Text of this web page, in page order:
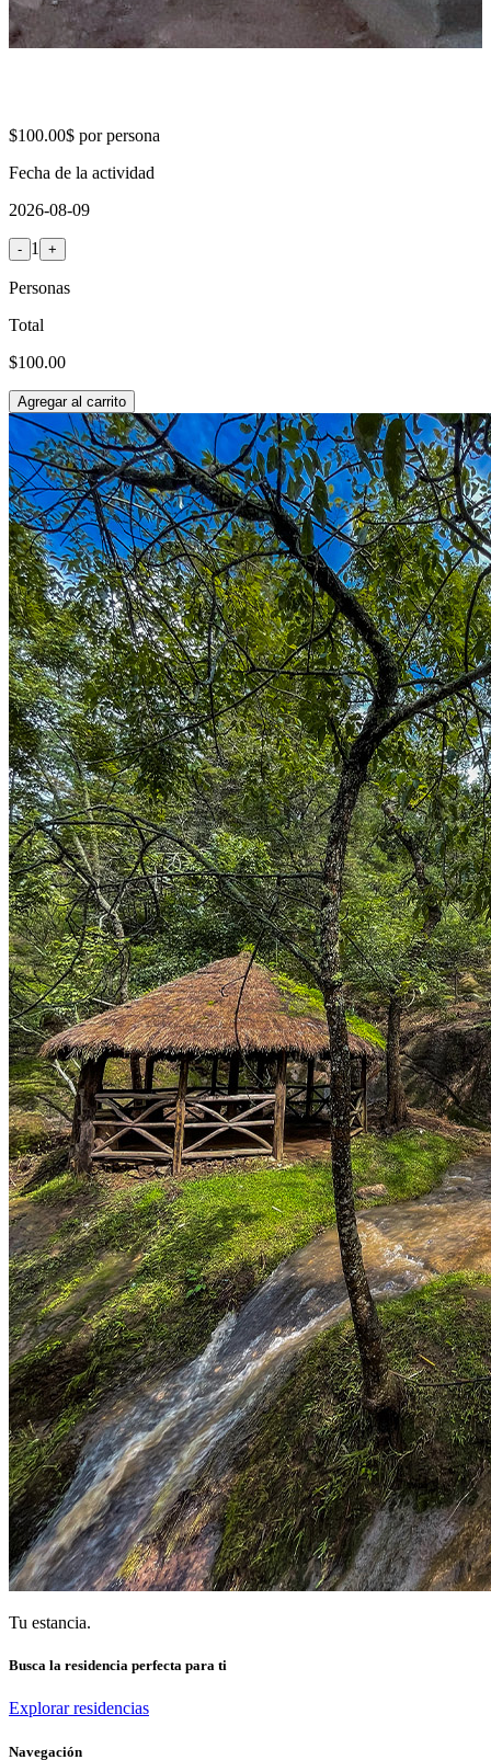
$100.00$ por persona
Fecha de la actividad
2026-08-09
- 1 +
Personas
Total
$100.00
Agregar al carrito
Tu estancia.
Busca la residencia perfecta para ti
Explorar residencias
Navegación